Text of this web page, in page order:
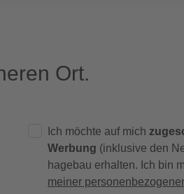
Ort.
Ich möchte auf mich
Werbung (inklusive den
hagebau erhalten. Ich bin
meiner